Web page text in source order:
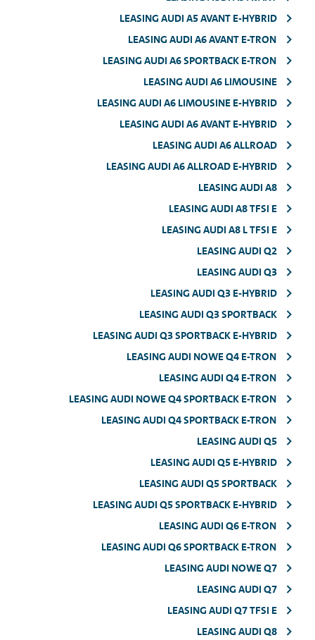
LEASING AUDI A5 AVANT E-HYBRID
LEASING AUDI A6 AVANT E-TRON
LEASING AUDI A6 SPORTBACK E-TRON
LEASING AUDI A6 LIMOUSINE
LEASING AUDI A6 LIMOUSINE E-HYBRID
LEASING AUDI A6 AVANT E-HYBRID
LEASING AUDI A6 ALLROAD
LEASING AUDI A6 ALLROAD E-HYBRID
LEASING AUDI A8
LEASING AUDI A8 TFSI E
LEASING AUDI A8 L TFSI E
LEASING AUDI Q2
LEASING AUDI Q3
LEASING AUDI Q3 E-HYBRID
LEASING AUDI Q3 SPORTBACK
LEASING AUDI Q3 SPORTBACK E-HYBRID
LEASING AUDI NOWE Q4 E-TRON
LEASING AUDI Q4 E-TRON
LEASING AUDI NOWE Q4 SPORTBACK E-TRON
LEASING AUDI Q4 SPORTBACK E-TRON
LEASING AUDI Q5
LEASING AUDI Q5 E-HYBRID
LEASING AUDI Q5 SPORTBACK
LEASING AUDI Q5 SPORTBACK E-HYBRID
LEASING AUDI Q6 E-TRON
LEASING AUDI Q6 SPORTBACK E-TRON
LEASING AUDI NOWE Q7
LEASING AUDI Q7
LEASING AUDI Q7 TFSI E
LEASING AUDI Q8